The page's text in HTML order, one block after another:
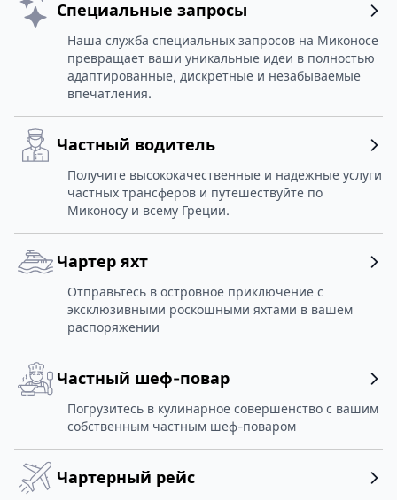
Специальные запросы
Наша служба специальных запросов на Миконосе
превращает ваши уникальные идеи в полностью
адаптированные, дискретные и незабываемые
впечатления.
Частный водитель
Получите высококачественные и надежные услуги
частных трансферов и путешествуйте по
Миконосу и всему Греции.
Чартер яхт
Отправьтесь в островное приключение с
эксклюзивными роскошными яхтами в вашем
распоряжении
Частный шеф-повар
Погрузитесь в кулинарное совершенство с вашим
собственным частным шеф-поваром
Чартерный рейс